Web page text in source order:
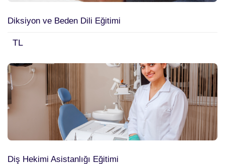
Diksiyon ve Beden Dili Eğitimi
TL
Diş Hekimi Asistanlığı Eğitimi